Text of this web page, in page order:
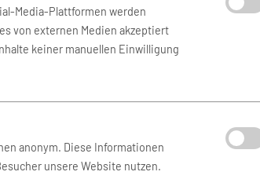
Libyan Airlines
South African Airways
Media-Plattformen werden
von externen Medien akzeptiert
keiner manuellen Einwilligung
anonym. Diese Informationen
unsere Website nutzen.